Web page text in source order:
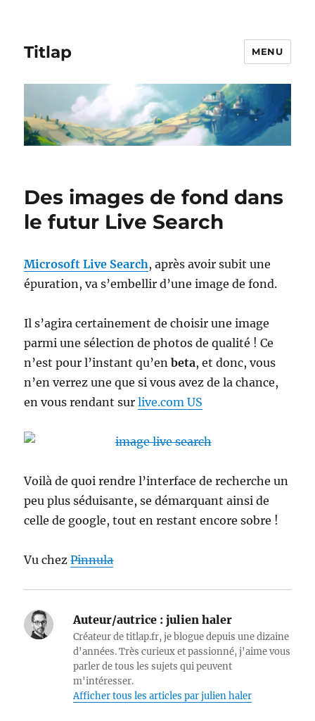
Titlap MENU
Des images de fond dans
le futur Live Search
Microsoft Live Search, après avoir subit une
épuration, va s’embellir d’une image de fond.
Il s’agira certainement de choisir une image
parmi une sélection de photos de qualité ! Ce
n’est pour l’instant qu’enbeta, et donc, vous
n’en verrez une que si vous avez de la chance,
en vous rendant surlive.com US
Voilà de quoi rendre l’interface de recherche un
peu plus séduisante, se démarquant ainsi de
celle de google, tout en restant encore sobre !
Vu chezPinnula
Auteur/autrice : julien haler
Créateur de titlap.fr, je blogue depuis une dizaine
d'années. Très curieux et passionné, j'aime vous
parler de tous les sujets qui peuvent
m'intéresser.
Afficher tous les articles par julien haler